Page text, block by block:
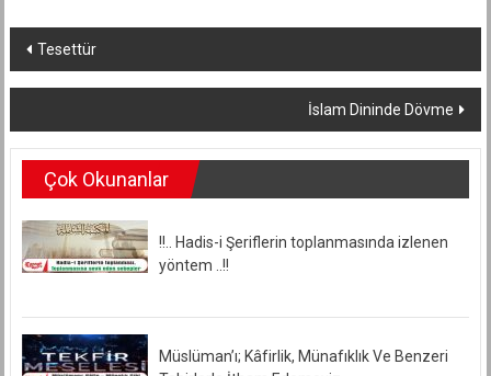
Yazı
dolaşımı
Tesettür
İslam Dininde Dövme
Çok Okunanlar
!!.. Hadis-i Şeriflerin toplanmasında izlenen
yöntem ..!!
Müslüman’ı; Kâfirlik, Münafıklık Ve Benzeri